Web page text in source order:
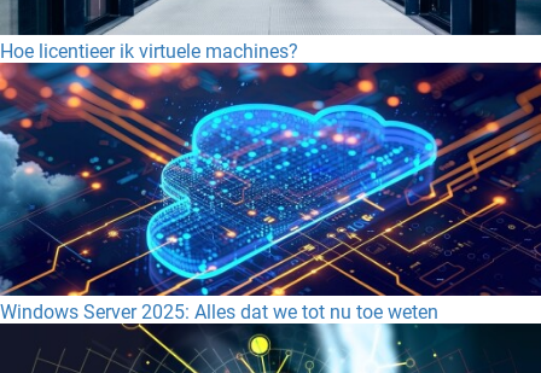
Hoe licentieer ik virtuele machines?
Windows Server 2025: Alles dat we tot nu toe weten